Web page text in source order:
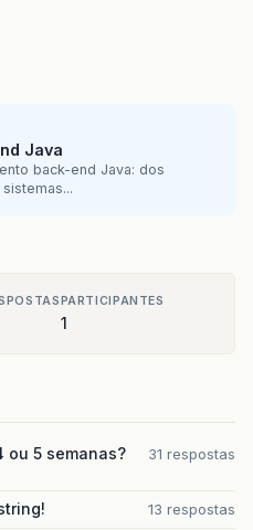
Java
back-end Java: dos
PARTICIPANTES
1
ou 5 semanas?
31 respostas
13 respostas